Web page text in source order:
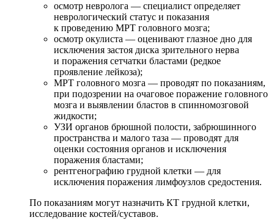
осмотр невролога — специалист определяет
неврологический статус и показания
к проведению МРТ головного мозга;
осмотр окулиста — оценивают глазное дно для
исключения застоя диска зрительного нерва
и поражения сетчатки бластами (редкое
проявление лейкоза);
МРТ головного мозга — проводят по показаниям,
при подозрении на очаговое поражение головного
мозга и выявлении бластов в спинномозговой
жидкости;
УЗИ органов брюшной полости, забрюшинного
пространства и малого таза — проводят для
оценки состояния органов и исключения
поражения бластами;
рентгенографию грудной клетки — для
исключения поражения лимфоузлов средостения.
По показаниям могут назначить КТ грудной клетки,
исследование костей/суставов.